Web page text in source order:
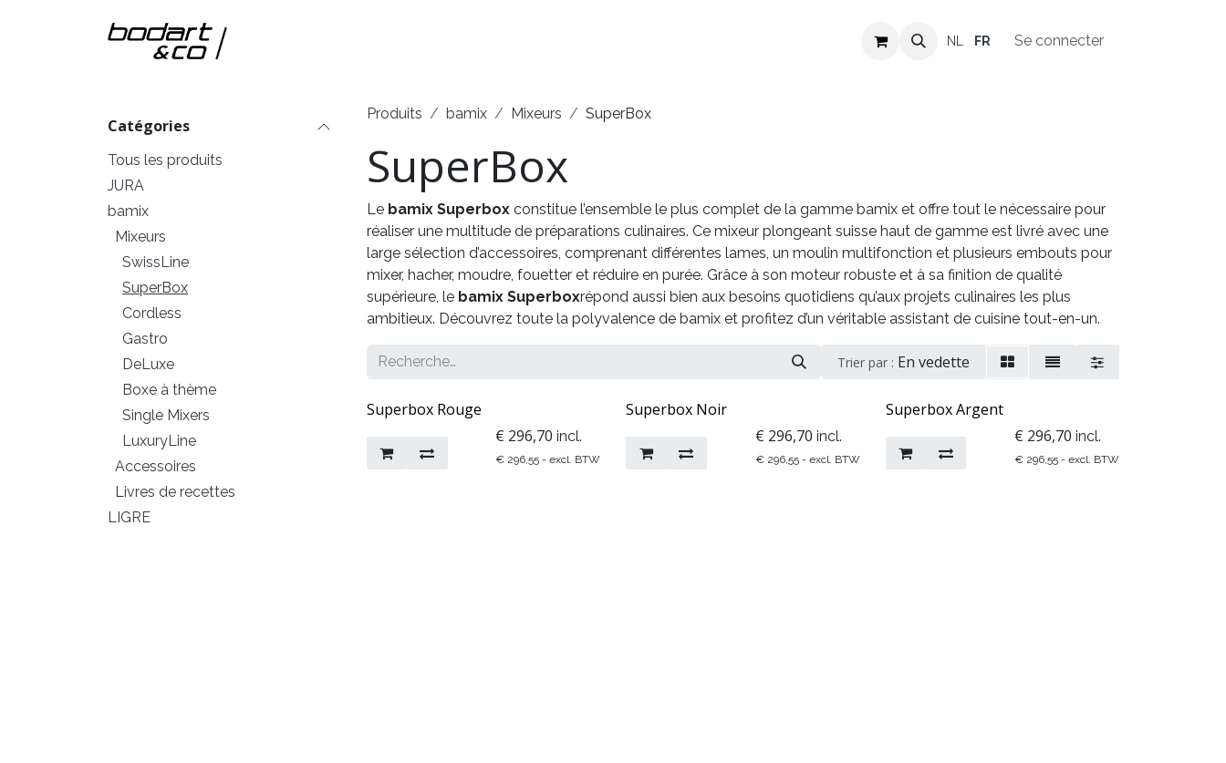
Revendeurs Offres d'emploi
NL FR Se connecter
Catégories
Tous les produits
JURA
bamix
Mixeurs
SwissLine
SuperBox
Cordless
Gastro
DeLuxe
Boxe à thème
Single Mixers
LuxuryLine
Accessoires
Livres de recettes
LIGRE
Produits bamix Mixeurs SuperBox
SuperBox
Le bamix Superbox constitue l’ensemble le plus complet de la gamme bamix et offre tout le nécessaire pour
réaliser une multitude de préparations culinaires. Ce mixeur plongeant suisse haut de gamme est livré avec une
large sélection d’accessoires, comprenant différentes lames, un moulin multifonction et plusieurs embouts pour
mixer, hacher, moudre, fouetter et réduire en purée. Grâce à son moteur robuste et à sa finition de qualité
supérieure, le bamix Superboxrépond aussi bien aux besoins quotidiens qu’aux projets culinaires les plus
ambitieux. Découvrez toute la polyvalence de bamix et profitez d’un véritable assistant de cuisine tout-en-un.
Trier par : En vedette
Superbox Rouge
€ 296,70 incl.
€ 296,55 - excl. BTW
Superbox Noir
€ 296,70 incl.
€ 296,55- excl. BTW
Superbox Argent
€ 296,70 incl.
€ 296,55- excl. BTW